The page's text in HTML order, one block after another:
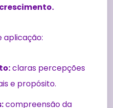
aplicação:
claras percepções
e propósito.
compreensão da